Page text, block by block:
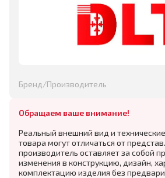
Бренд/Производитель
Обращаем ваше внимание!
Реальный внешний вид и
товара могут отличаться от
производитель оставляет за собой
изменения в конструкцию, дизайн,
комплектацию изделия без